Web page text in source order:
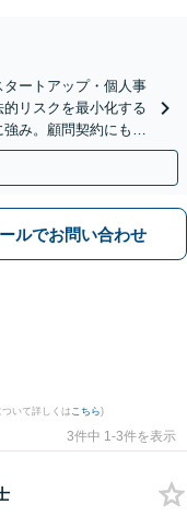
タートアップ・個人事
リスクを最小化する
み。顧問契約にも対
ートします
ルでお問い合わせ
いて詳しくは こちら)
3件中 1-3件を表示